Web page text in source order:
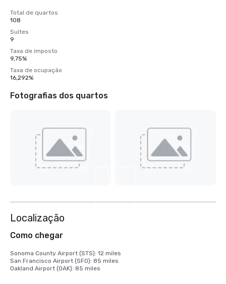
Total de quartos
108
Suítes
9
Taxa de imposto
9,75%
Taxa de ocupação
16,292%
Fotografias dos quartos
Localização
Como chegar
Sonoma County Airport (STS): 12 miles
San Francisco Airport (SFO): 85 miles
Oakland Airport (OAK): 85 miles